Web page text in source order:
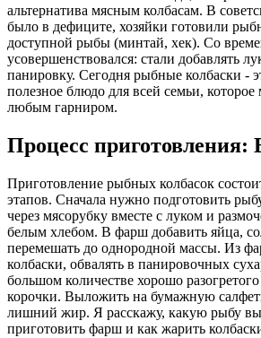
альтернатива мясным колбасам. В
было в дефиците, хозяйки готовили
доступной рыбы (минтай, хек). Со
усовершенствовался: стали добавлять
панировку. Сегодня рыбные колбаски -
полезное блюдо для всей семьи,
любым гарниром.
Процесс приготовления:
Приготовление рыбных колбасок
этапов. Сначала нужно подготовить
через мясорубку вместе с луком и
белым хлебом. В фарш добавить яйца,
перемешать до однородной массы. Из
колбаски, обвалять в панировочных
большом количестве хорошо
корочки. Выложить на бумажную
лишний жир. Я расскажу, какую рыбу
приготовить фарш и как жарить